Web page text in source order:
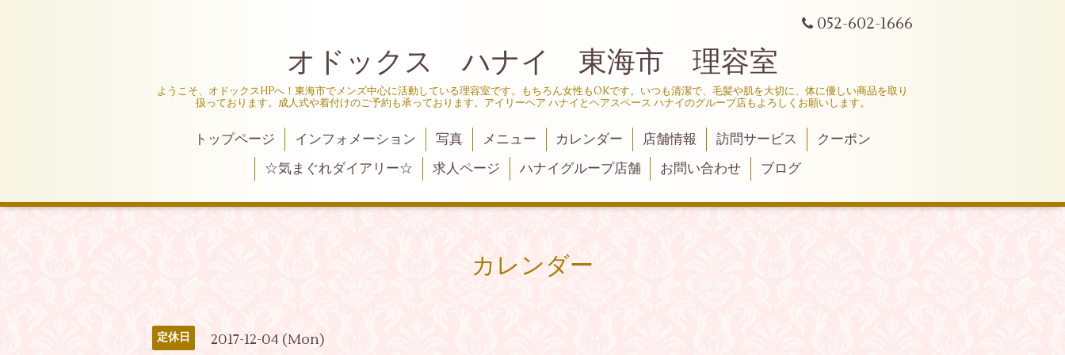
052-602-1666
オドックス ハナイ 東海市 理容室
ようこそ、オドックスHPへ！東海市でメンズ中心に活動している理容室です。もちろん女性もOKです。いつも清潔で、毛髪や肌を大切に、体に優しい商品を取り
扱っております。成人式や着付けのご予約も承っております。アイリーヘア ハナイとヘアスペース ハナイのグループ店もよろしくお願いします。
トップページ インフォメーション 写真 メニュー カレンダー 店舗情報 訪問サービス
クーポン
☆気まぐれダイアリー☆
求人ページ ハナイグループ店舗 お問い合わせ ブログ
カレンダー
定休日 2017-12-04 (Mon)